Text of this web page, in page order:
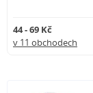
44 - 69 Kč
v 11 obchodech